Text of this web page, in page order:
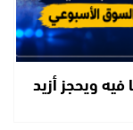
ويحجز أزيد